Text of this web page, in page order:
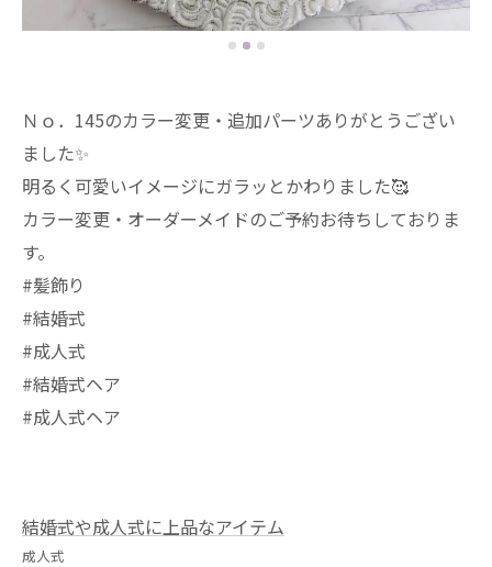
Ｎｏ．145のカラー変更・追加パーツありがとうござい
ました✨️
明るく可愛いイメージにガラッとかわりました🥰
カラー変更・オーダーメイドのご予約お待ちしておりま
す。
#髪飾り
#結婚式
#成人式
#結婚式ヘア
#成人式ヘア
結婚式や成人式に上品なアイテム
成人式